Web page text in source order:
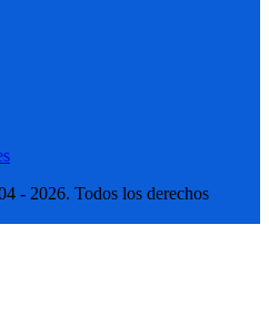
- 2026. Todos los derechos